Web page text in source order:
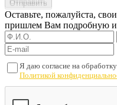
Оставьте, пожалуйста,
пришлем Вам подробную
Я даю согласие на
Политикой